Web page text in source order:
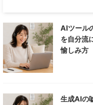
AIツール
を自分流
愉しみ方
生成AIの